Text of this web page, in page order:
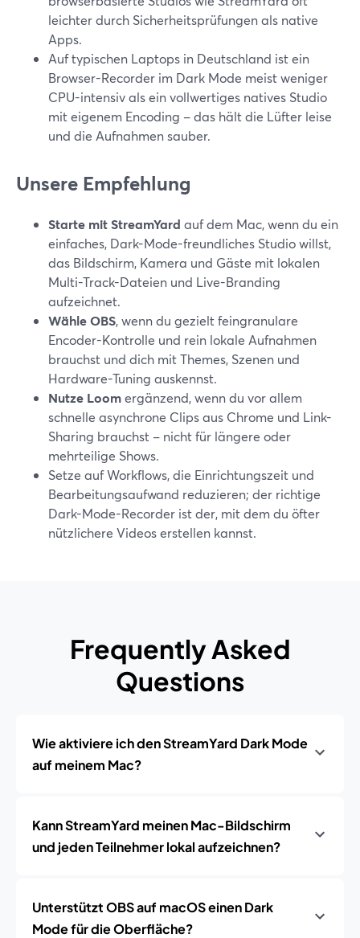
leichter durch Sicherheitsprüfungen als native
Apps.
Auf typischen Laptops in Deutschland ist ein
Browser-Recorder im Dark Mode meist weniger
CPU-intensiv als ein vollwertiges natives Studio
mit eigenem Encoding – das hält die Lüfter leise
und die Aufnahmen sauber.
Unsere Empfehlung
Starte mit StreamYard auf dem Mac, wenn du ein
einfaches, Dark-Mode-freundliches Studio willst,
das Bildschirm, Kamera und Gäste mit lokalen
Multi-Track-Dateien und Live-Branding
aufzeichnet.
Wähle OBS, wenn du gezielt feingranulare
Encoder-Kontrolle und rein lokale Aufnahmen
brauchst und dich mit Themes, Szenen und
Hardware-Tuning auskennst.
Nutze Loomergänzend, wenn du vor allem
schnelle asynchrone Clips aus Chrome und Link-
Sharing brauchst – nicht für längere oder
mehrteilige Shows.
Setze auf Workflows, die Einrichtungszeit und
Bearbeitungsaufwand reduzieren; der richtige
Dark-Mode-Recorder ist der, mit dem du öfter
nützlichere Videos erstellen kannst.
Frequently Asked
Questions
Wie aktiviere ich den StreamYard Dark Mode
auf meinem Mac?
Kann StreamYard meinen Mac-Bildschirm
und jeden Teilnehmer lokal aufzeichnen?
Unterstützt OBS auf macOS einen Dark
Mode für die Oberfläche?